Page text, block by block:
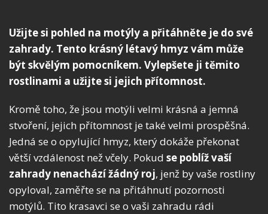
Užijte si pohled na motýly a přitáhněte je do své
zahrady. Tento krásný létavý hmyz vám může
být skvělým pomocníkem. Vylepšete ji těmito
rostlinami a užijte si jejich přítomnost.
Kromě toho, že jsou motýli velmi krásná a jemná
stvoření, jejich přítomnost je také velmi prospěšná.
Jedná se o opylující hmyz, který dokáže překonat
větší vzdálenost než včely. Pokud se poblíž vaší
zahrady nenachází žádný roj, jenž by vaše rostliny
opyloval, zaměřte se na přitáhnutí pozornosti
motýlů. Tito krasavci se o vaši zahradu rádi